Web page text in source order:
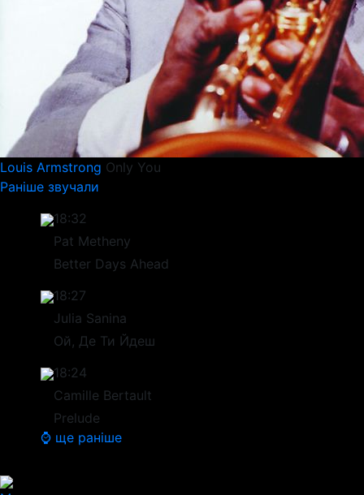
Louis Armstrong Only You
Раніше звучали
18:32
Pat Metheny
Better Days Ahead
18:27
Julia Sanina
Ой, Де Ти Йдеш
18:24
Camille Bertault
Prelude
⌚ ще раніше